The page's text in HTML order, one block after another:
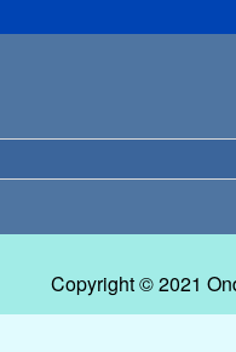
Copyright © 2021